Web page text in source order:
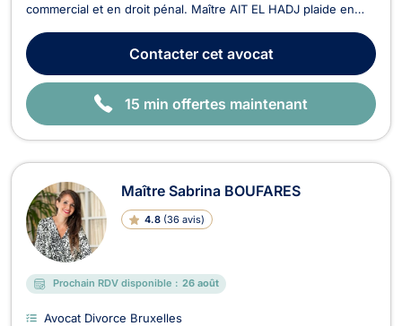
commercial et en droit pénal. Maître AIT EL HADJ plaide en
divorce à l’amiable ou contentieux, aux partages de
succession entre ayants droit, à la co...
Contactercet avocat
15 min offertes maintenant
Maître Sabrina BOUFARES
4.8 (36 avis)
Prochain RDV disponible : 26 août
Avocat Divorce Bruxelles